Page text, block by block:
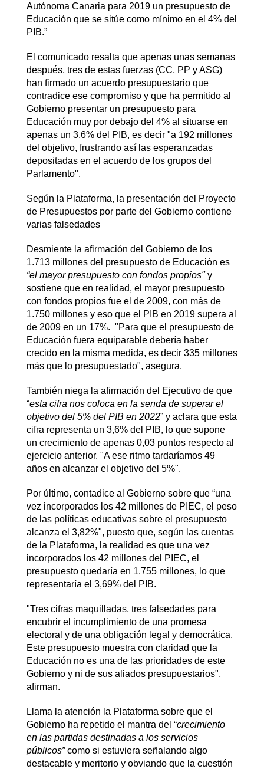
Autónoma Canaria para 2019 un presupuesto de
Educación que se sitúe como mínimo en el 4% del
PIB.”
El comunicado resalta que apenas unas semanas
después, tres de estas fuerzas (CC, PP y ASG)
han firmado un acuerdo presupuestario que
contradice ese compromiso y que ha permitido al
Gobierno presentar un presupuesto para
Educación muy por debajo del 4% al situarse en
apenas un 3,6% del PIB, es decir "a 192 millones
del objetivo, frustrando así las esperanzadas
depositadas en el acuerdo de los grupos del
Parlamento".
Según la Plataforma, la presentación del Proyecto
de Presupuestos por parte del Gobierno contiene
varias falsedades
Desmiente la afirmación del Gobierno de los
1.713 millones del presupuesto de Educación es
“el mayor presupuesto con fondos propios"y
sostiene que en realidad, el mayor presupuesto
con fondos propios fue el de 2009, con más de
1.750 millones y eso que el PIB en 2019 supera al
de 2009 en un 17%. "Para que el presupuesto de
Educación fuera equiparable debería haber
crecido en la misma medida, es decir 335 millones
más que lo presupuestado", asegura.
También niega la afirmación del Ejecutivo de que
“esta cifra nos coloca en la senda de superar el
objetivo del 5% del PIB en 2022” y aclara que esta
cifra representa un 3,6% del PIB, lo que supone
un crecimiento de apenas 0,03 puntos respecto al
ejercicio anterior. "A ese ritmo tardaríamos 49
años en alcanzar el objetivo del 5%".
Por último, contadice al Gobierno sobre que “una
vez incorporados los 42 millones de PIEC, el peso
de las políticas educativas sobre el presupuesto
alcanza el 3,82%", puesto que, según las cuentas
de la Plataforma, la realidad es que una vez
incorporados los 42 millones del PIEC, el
presupuesto quedaría en 1.755 millones, lo que
representaría el 3,69% del PIB.
"Tres cifras maquilladas, tres falsedades para
encubrir el incumplimiento de una promesa
electoral y de una obligación legal y democrática.
Este presupuesto muestra con claridad que la
Educación no es una de las prioridades de este
Gobierno y ni de sus aliados presupuestarios",
afirman.
Llama la atención la Plataforma sobre que el
Gobierno ha repetido el mantra del “crecimiento
en las partidas destinadas a los servicios
públicos”como si estuviera señalando algo
destacable y meritorio y obviando que la cuestión